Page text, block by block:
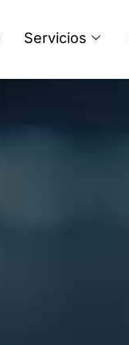
Servicios